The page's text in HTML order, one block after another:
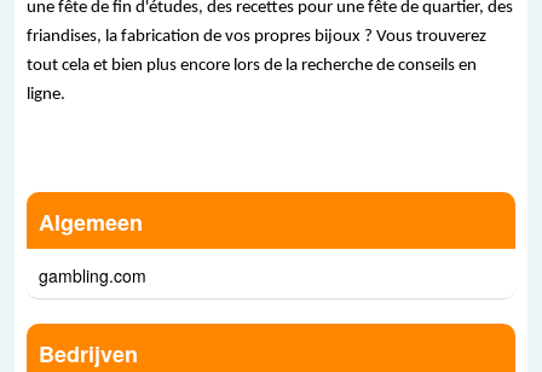
une fête de fin d'études, des recettes pour une fête de quartier, des
friandises, la fabrication de vos propres bijoux ? Vous trouverez
tout cela et bien plus encore lors de la recherche de conseils en
ligne.
Algemeen
gambling.com
Bedrijven